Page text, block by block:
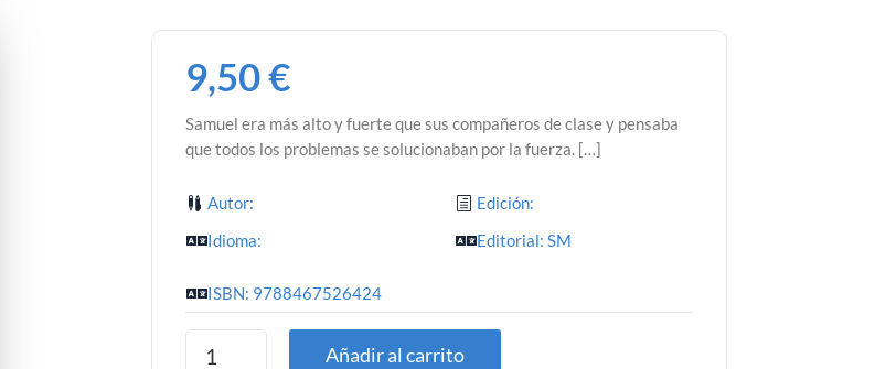
9,50€
Samuel era más alto y fuerte que sus compañeros de clase y pensaba
que todos los problemas se solucionaban por la fuerza. […]
Autor:
Edición:
Idioma:
ISBN: 9788467526424
Editorial: SM
Añadir al carrito